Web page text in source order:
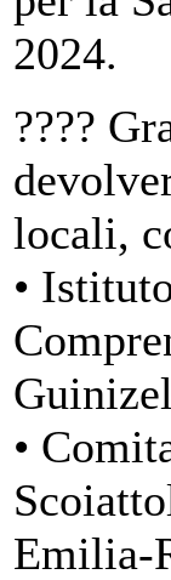
2024.
????
locali,
•
•
Emilia-